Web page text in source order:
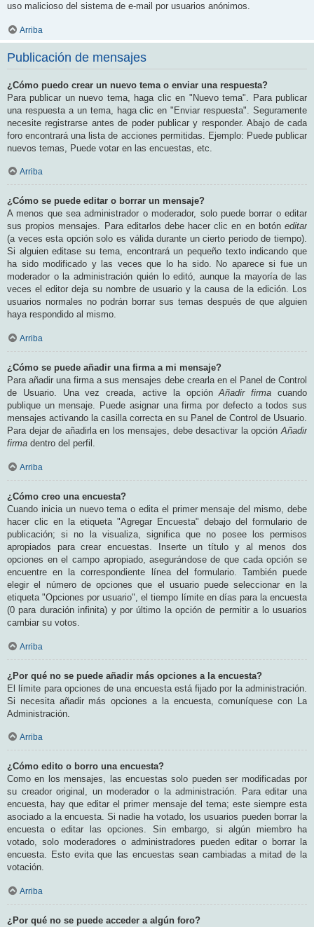
uso malicioso del sistema de e-mail por usuarios anónimos.
Arriba
Publicación de mensajes
¿Cómo puedo crear un nuevo tema o enviar una respuesta?
Para publicar un nuevo tema, haga clic en "Nuevo tema". Para publicar
una respuesta a un tema, haga clic en "Enviar respuesta". Seguramente
necesite registrarse antes de poder publicar y responder. Abajo de cada
foro encontrará una lista de acciones permitidas. Ejemplo: Puede publicar
nuevos temas, Puede votar en las encuestas, etc.
Arriba
¿Cómo se puede editar o borrar un mensaje?
A menos que sea administrador o moderador, solo puede borrar o editar
sus propios mensajes. Para editarlos debe hacer clic en en botón editar
(a veces esta opción solo es válida durante un cierto periodo de tiempo).
Si alguien editase su tema, encontrará un pequeño texto indicando que
ha sido modificado y las veces que lo ha sido. No aparece si fue un
moderador o la administración quién lo editó, aunque la mayoría de las
veces el editor deja su nombre de usuario y la causa de la edición. Los
usuarios normales no podrán borrar sus temas después de que alguien
haya respondido al mismo.
Arriba
¿Cómo se puede añadir una firma a mi mensaje?
Para añadir una firma a sus mensajes debe crearla en el Panel de Control
de Usuario. Una vez creada, active la opciónAñadir firma cuando
publique un mensaje. Puede asignar una firma por defecto a todos sus
mensajes activando la casilla correcta en su Panel de Control de Usuario.
Para dejar de añadirla en los mensajes, debe desactivar la opciónAñadir
firma dentro del perfil.
Arriba
¿Cómo creo una encuesta?
Cuando inicia un nuevo tema o edita el primer mensaje del mismo, debe
hacer clic en la etiqueta "Agregar Encuesta" debajo del formulario de
publicación; si no la visualiza, significa que no posee los permisos
apropiados para crear encuestas. Inserte un título y al menos dos
opciones en el campo apropiado, asegurándose de que cada opción se
encuentre en la correspondiente línea del formulario. También puede
elegir el número de opciones que el usuario puede seleccionar en la
etiqueta "Opciones por usuario", el tiempo límite en días para la encuesta
(0 para duración infinita) y por último la opción de permitir a lo usuarios
cambiar su votos.
Arriba
¿Por qué no se puede añadir más opciones a la encuesta?
El límite para opciones de una encuesta está fijado por la administración.
Si necesita añadir más opciones a la encuesta, comuníquese con La
Administración.
Arriba
¿Cómo edito o borro una encuesta?
Como en los mensajes, las encuestas solo pueden ser modificadas por
su creador original, un moderador o la administración. Para editar una
encuesta, hay que editar el primer mensaje del tema; este siempre esta
asociado a la encuesta. Si nadie ha votado, los usuarios pueden borrar la
encuesta o editar las opciones. Sin embargo, si algún miembro ha
votado, solo moderadores o administradores pueden editar o borrar la
encuesta. Esto evita que las encuestas sean cambiadas a mitad de la
votación.
Arriba
¿Por qué no se puede acceder a algún foro?